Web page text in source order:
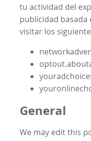
tu actividad del
publicidad basada
visitar los
General
We may edit this